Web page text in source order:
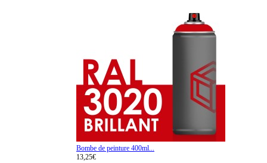
Bombe de peinture 400ml...
13,25€